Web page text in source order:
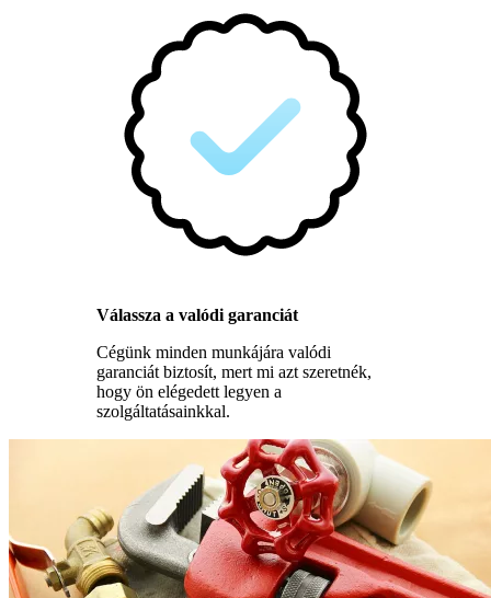
Válassza a valódi garanciát
Cégünk minden munkájára valódi
garanciát biztosít, mert mi azt szeretnék,
hogy ön elégedett legyen a
szolgáltatásainkkal.